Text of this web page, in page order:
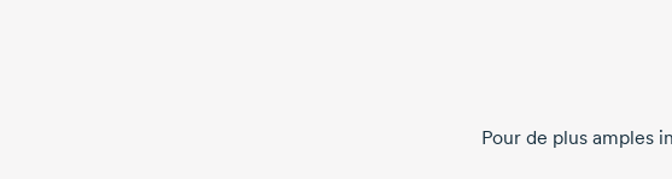
Pour de plus amples